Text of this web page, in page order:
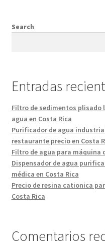
Search
Entradas
Filtro de sedimentos plisado
agua en Costa Rica
Purificador de agua
restaurante precio en Costa
Filtro de agua para máquina
Dispensador de agua
médica en Costa Rica
Precio de resina cationica
Costa Rica
Comentarios